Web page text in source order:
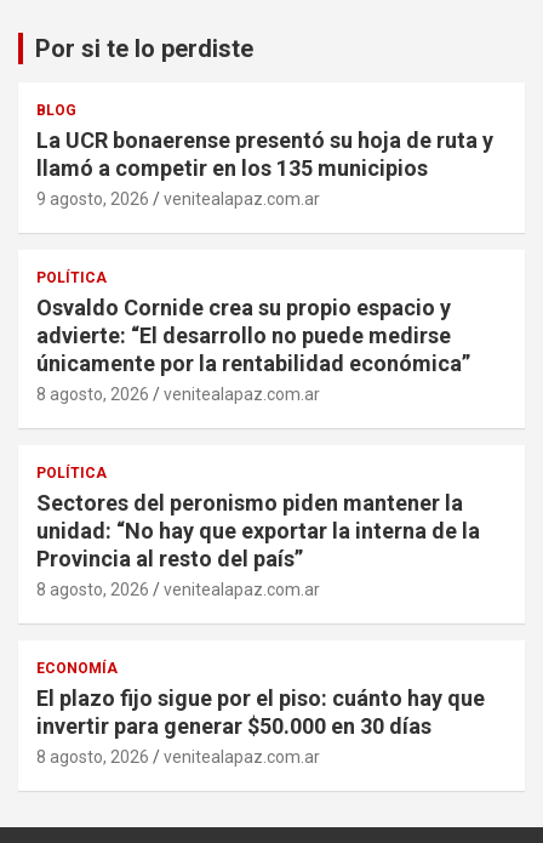
Por si te lo perdiste
BLOG
La UCR bonaerense presentó su hoja de ruta y
llamó a competir en los 135 municipios
9 agosto, 2026 venitealapaz.com.ar
POLÍTICA
Osvaldo Cornide crea su propio espacio y
advierte: “El desarrollo no puede medirse
únicamente por la rentabilidad económica”
8 agosto, 2026 venitealapaz.com.ar
POLÍTICA
Sectores del peronismo piden mantener la
unidad: “No hay que exportar la interna de la
Provincia al resto del país”
8 agosto, 2026 venitealapaz.com.ar
ECONOMÍA
El plazo fijo sigue por el piso: cuánto hay que
invertir para generar $50.000 en 30 días
8 agosto, 2026 venitealapaz.com.ar